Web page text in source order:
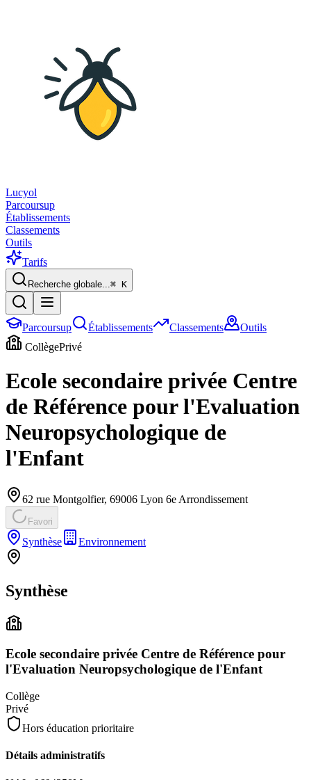
Lucyol
Parcoursup
Établissements
Classements
Outils
Tarifs
Recherche globale...⌘ K
Parcoursup Établissements Classements
Outils
CollègePrivé
Ecole secondaire privée Centre
de Référence pour l'Evaluation
Neuropsychologique de
l'Enfant
62 rue Montgolfier, 69006 Lyon 6e Arrondissement
Favori
Synthèse Environnement
Synthèse
Ecole secondaire privée Centre de Référence pour
l'Evaluation Neuropsychologique de l'Enfant
Collège
Privé
Hors éducation prioritaire
Détails administratifs